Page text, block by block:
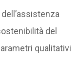
del
qualitativi